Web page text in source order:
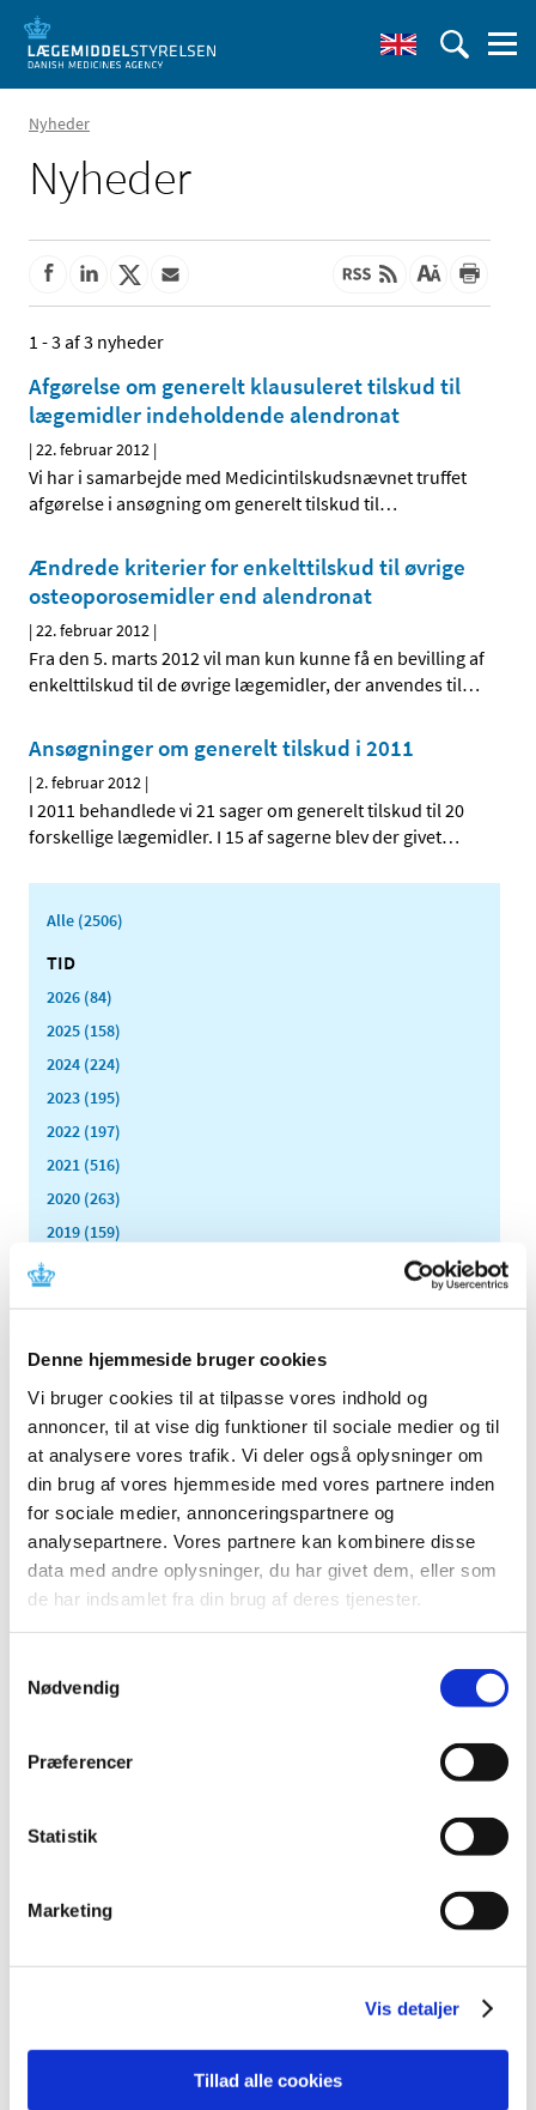
Denne hjemmeside bruger cookies
Vi bruger cookies til at tilpasse vores indhold og
annoncer, til at vise dig funktioner til sociale medier og til
at analysere vores trafik. Vi deler også oplysninger om
din brug af vores hjemmeside med vores partnere inden
for sociale medier, annonceringspartnere og
analysepartnere. Vores partnere kan kombinere disse
data med andre oplysninger, du har givet dem, eller som
de har indsamlet fra din brug af deres tjenester.
Nødvendig
Præferencer
Statistik
Marketing
Vis detaljer
Tillad alle cookies
Nyheder
Nyheder
1 - 3 af 3 nyheder
Afgørelse om generelt klausuleret tilskud til
lægemidler indeholdende alendronat
|22. februar 2012 |
Vi har i samarbejde med Medicintilskudsnævnet truffet
afgørelse i ansøgning om generelt tilskud til…
Ændrede kriterier for enkelttilskud til øvrige
osteoporosemidler end alendronat
|22. februar 2012 |
Fra den 5. marts 2012 vil man kun kunne få en bevilling af
enkelttilskud til de øvrige lægemidler, der anvendes til…
Ansøgninger om generelt tilskud i 2011
|2. februar 2012 |
I 2011 behandlede vi 21 sager om generelt tilskud til 20
forskellige lægemidler. I 15 af sagerne blev der givet…
Alle (2506)
TID
2026 (84)
2025 (158)
2024 (224)
2023 (195)
2022 (197)
2021 (516)
2020 (263)
2019 (159)
2018 (150)
2015 (33)
2014 (44)
2013 (49)
2012 (44)
december (2)
oktober (4)
september (7)
juni (3)
januar (6)
2010 (7)
2008 (8)